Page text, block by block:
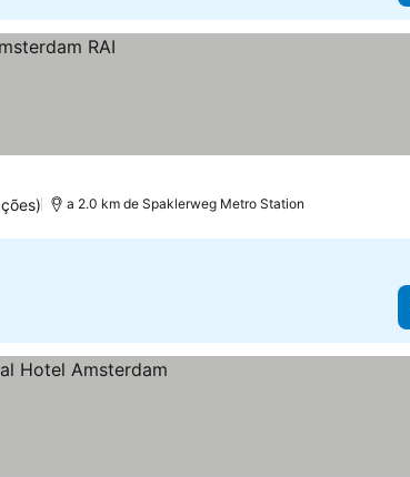
a 2.0 km de Spaklerweg Metro Station